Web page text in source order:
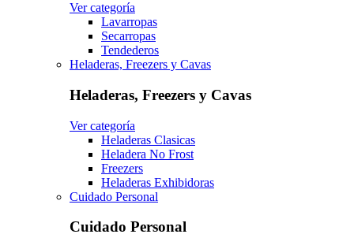
Ver categoría
Lavarropas
Secarropas
Tendederos
Heladeras, Freezers y Cavas
Heladeras, Freezers y Cavas
Ver categoría
Heladeras Clasicas
Heladera No Frost
Freezers
Heladeras Exhibidoras
Cuidado Personal
Cuidado Personal